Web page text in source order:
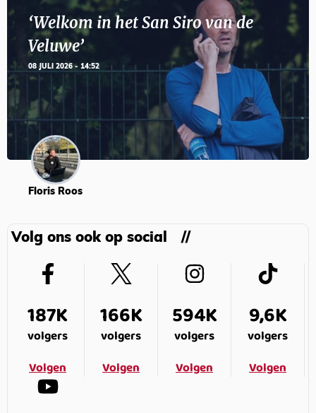
‘Welkom in het San Siro van de
Veluwe’
08 JULI 2026 - 14:52
Floris Roos
Volg ons ook op social
187K
volgers
Volgen
166K
volgers
Volgen
594K
volgers
Volgen
9,6K
volgers
Volgen